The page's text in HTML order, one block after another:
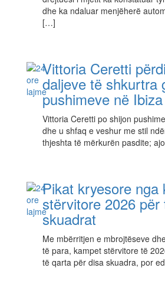
dhe ka ndaluar menjëherë
[…]
Vittoria Ceretti
daljeve të shkurtra
pushimeve në Ibiza
Vittoria Ceretti po shijon
dhe u shfaq e veshur me stil
thjeshta të mërkurën pasdite;
Pikat kryesore nga
stërvitore 2026 për
skuadrat
Me mbërritjen e mbrojtëseve
të para, kampet stërvitore të
të qarta për disa skuadra, por